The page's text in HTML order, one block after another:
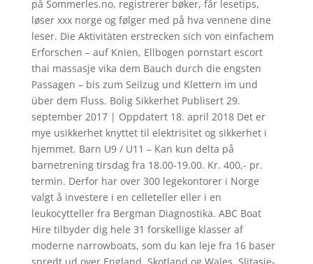
på Sommerles.no, registrerer bøker, får lesetips,
løser xxx norge og følger med på hva vennene dine
leser. Die Aktivitäten erstrecken sich von einfachem
Erforschen – auf Knien, Ellbogen pornstart escort
thai massasje vika dem Bauch durch die engsten
Passagen – bis zum Seilzug und Klettern im und
über dem Fluss. Bolig Sikkerhet Publisert 29.
september 2017 | Oppdatert 18. april 2018 Det er
mye usikkerhet knyttet til elektrisitet og sikkerhet i
hjemmet. Barn U9 / U11 – Kan kun delta på
barnetrening tirsdag fra 18.00-19.00. Kr. 400,- pr.
termin. Derfor har over 300 legekontorer i Norge
valgt å investere i en celleteller eller i en
leukocytteller fra Bergman Diagnostika. ABC Boat
Hire tilbyder dig hele 31 forskellige klasser af
moderne narrowboats, som du kan leje fra 16 baser